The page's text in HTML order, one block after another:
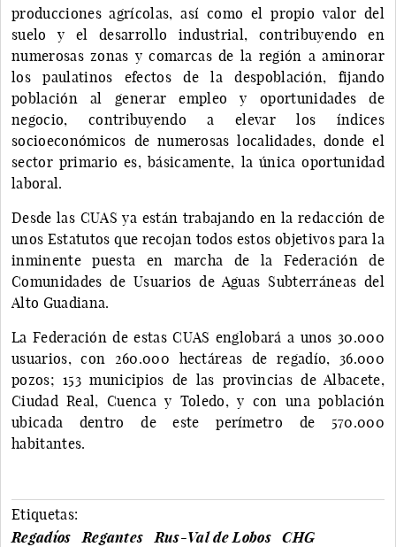
producciones agrícolas, así como el propio valor del
suelo y el desarrollo industrial, contribuyendo en
numerosas zonas y comarcas de la región a aminorar
los paulatinos efectos de la despoblación, fijando
población al generar empleo y oportunidades de
negocio, contribuyendo a elevar los índices
socioeconómicos de numerosas localidades, donde el
sector primario es, básicamente, la única oportunidad
laboral.
Desde las CUAS ya están trabajando en la redacción de
unos Estatutos que recojan todos estos objetivos para la
inminente puesta en marcha de la Federación de
Comunidades de Usuarios de Aguas Subterráneas del
Alto Guadiana.
La Federación de estas CUAS englobará a unos 30.000
usuarios, con 260.000 hectáreas de regadío, 36.000
pozos; 153 municipios de las provincias de Albacete,
Ciudad Real, Cuenca y Toledo, y con una población
ubicada dentro de este perímetro de 570.000
habitantes.
Etiquetas:
Regadíos
Regantes Rus-Val de Lobos
CHG